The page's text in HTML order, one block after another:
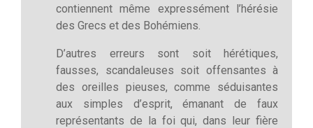
contiennent même expressément l’hérésie
des Grecs et des Bohémiens.
D’autres erreurs sont soit hérétiques,
fausses, scandaleuses soit offensantes à
des oreilles pieuses, comme séduisantes
aux simples d’esprit, émanant de faux
représentants de la foi qui, dans leur fière